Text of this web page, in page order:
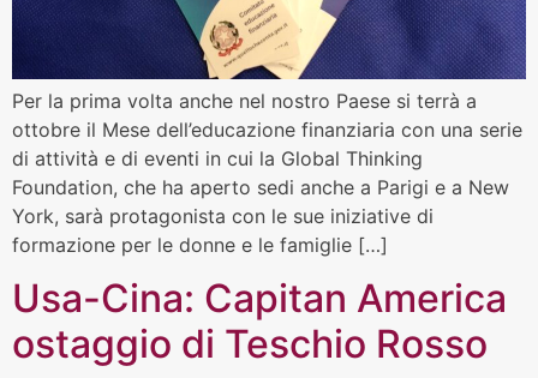
Per la prima volta anche nel nostro Paese si terrà a
ottobre il Mese dell’educazione finanziaria con una serie
di attività e di eventi in cui la Global Thinking
Foundation, che ha aperto sedi anche a Parigi e a New
York, sarà protagonista con le sue iniziative di
formazione per le donne e le famiglie […]
Usa-Cina: Capitan America
ostaggio di Teschio Rosso